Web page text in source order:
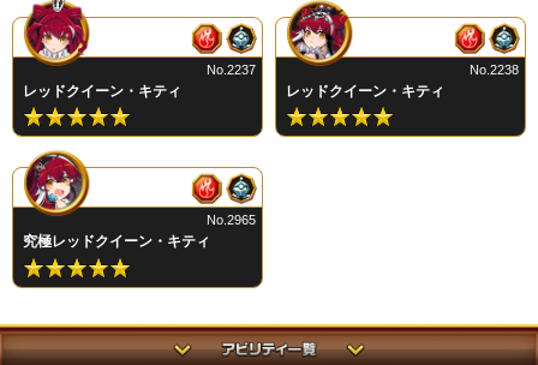
レッドクイーン・キティ
No.2237
レッドクイーン・キティ
No.2238
究極レッドクイーン・キティ
No.2965